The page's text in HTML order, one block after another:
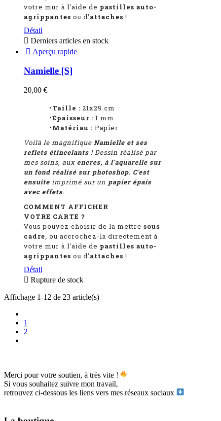
votre mur à l'aide de pastilles auto-
agrippantes ou d'attaches !
Détail
 Derniers articles en stock
 Aperçu rapide
Namielle [S]
20,00 €
•Taille : 21x29 cm
•Épaisseur : 1 mm
•Matériau : Papier
Voilà le magnifique Namielle et ses
reflets étincelants ! Dessin réalisé par
mes soins, aux encres, à l'aquarelle sur
un fond réalisé sur photoshop. C'est
ensuite imprimé sur un papier épais
avec effets.
COMMENT AFFICHER
VOTRE CARTE ?
Vous pouvez choisir de la mettre sous
cadre, ou accrochez-la directement à
votre mur à l'aide de pastilles auto-
agrippantes ou d'attaches !
Détail
 Rupture de stock
Affichage 1-12 de 23 article(s)
1
2
Merci pour votre soutien, à très vite !
Si vous souhaitez suivre mon travail,
retrouvez ci-dessous les liens vers mes réseaux sociaux